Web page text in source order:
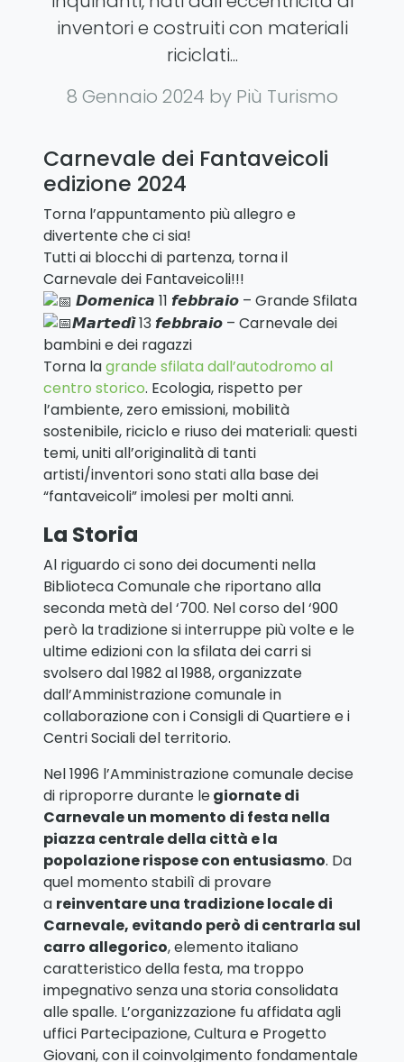
inventori e costruiti con materiali
riciclati...
8 Gennaio 2024 by Più Turismo
Carnevale dei Fantaveicoli
edizione 2024
Torna l’appuntamento più allegro e
divertente che ci sia!
Tutti ai blocchi di partenza, torna il
Carnevale dei Fantaveicoli!!!
𝘿𝙤𝙢𝙚𝙣𝙞𝙘𝙖 11 𝙛𝙚𝙗𝙗𝙧𝙖𝙞𝙤 – Grande Sfilata
𝙈𝙖𝙧𝙩𝙚𝙙𝙞̀ 13 𝙛𝙚𝙗𝙗𝙧𝙖𝙞𝙤 – Carnevale dei
bambini e dei ragazzi
Torna lagrande sfilata dall’autodromo al
centro storico. Ecologia, rispetto per
l’ambiente, zero emissioni, mobilità
sostenibile, riciclo e riuso dei materiali: questi
temi, uniti all’originalità di tanti
artisti/inventori sono stati alla base dei
“fantaveicoli” imolesi per molti anni.
La Storia
Al riguardo ci sono dei documenti nella
Biblioteca Comunale che riportano alla
seconda metà del ‘700. Nel corso del ‘900
però la tradizione si interruppe più volte e le
ultime edizioni con la sfilata dei carri si
svolsero dal 1982 al 1988, organizzate
dall’Amministrazione comunale in
collaborazione con i Consigli di Quartiere e i
Centri Sociali del territorio.
Nel 1996 l’Amministrazione comunale decise
di riproporre durante legiornate di
Carnevale un momento di festa nella
piazza centrale della città e la
popolazione rispose con entusiasmo. Da
quel momento stabilì di provare
a reinventare una tradizione locale di
Carnevale, evitando però di centrarla sul
carro allegorico, elemento italiano
caratteristico della festa, ma troppo
impegnativo senza una storia consolidata
alle spalle. L’organizzazione fu affidata agli
uffici Partecipazione, Cultura e Progetto
Giovani, con il coinvolgimento fondamentale